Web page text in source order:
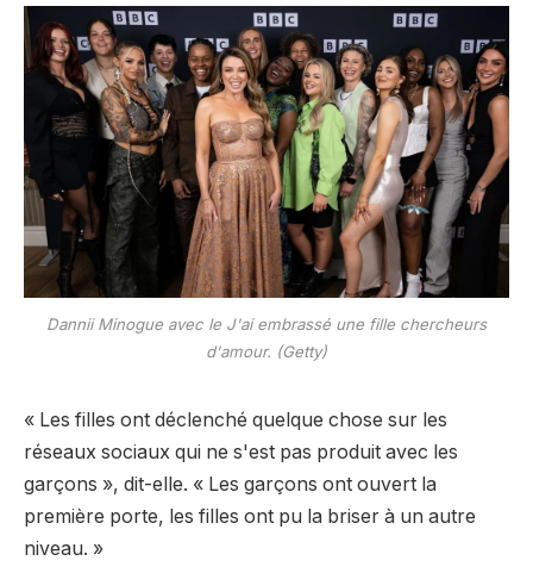
Dannii Minogue avec le J'ai embrassé une fille chercheurs
d'amour. (Getty)
« Les filles ont déclenché quelque chose sur les
réseaux sociaux qui ne s'est pas produit avec les
garçons », dit-elle. « Les garçons ont ouvert la
première porte, les filles ont pu la briser à un autre
niveau. »